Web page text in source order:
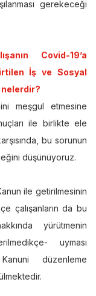
gerekeceği
Covid-19’a
İş ve Sosyal
nelerdir?
meşgul etmesine
ile birlikte ele
bu sorunun
düşünüyoruz.
ile getirilmesinin
çalışanların da bu
yürütmenin
uyması
düzenleme